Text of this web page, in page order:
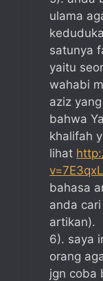
ulama
satunya
yaitu
wahabi
aziz
bahwa
khalifah
lihat
bahasa
anda
artikan).
6). saya
orang
jgn coba